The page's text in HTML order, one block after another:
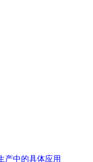
产中的具体应用